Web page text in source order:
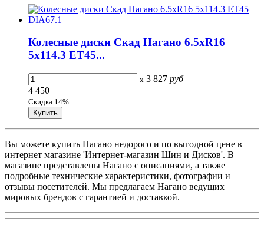
Колесные диски Скад Нагано 6.5xR16
5x114.3 ET45...
x 3 827 руб
4 450
Скидка 14%
Вы можете купить Нагано недорого и по выгодной цене в
интернет магазине 'Интернет-магазин Шин и Дисков'. В
магазине представлены Нагано с описаниями, а также
подробные технические характеристики, фотографии и
отзывы посетителей. Мы предлагаем Нагано ведущих
мировых брендов с гарантией и доставкой.